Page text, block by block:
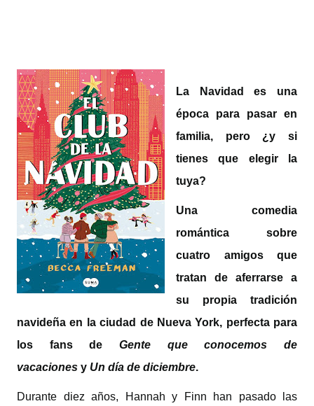
La Navidad es una
época para pasar en
familia, pero ¿y si
tienes que elegir la
tuya?
Una comedia
romántica sobre
cuatro amigos que
tratan de aferrarse a
su propia tradición
navideña en la ciudad de Nueva York, perfecta para
los fans de Gente que conocemos de
vacaciones y Un día de diciembre.
Durante diez años, Hannah y Finn han pasado las